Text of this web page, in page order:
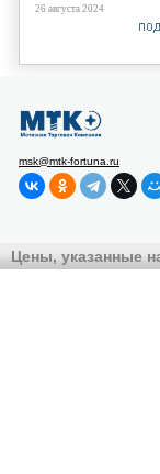
26 августа 2024
msk@mtk-fortuna.ru
Цены, указанные